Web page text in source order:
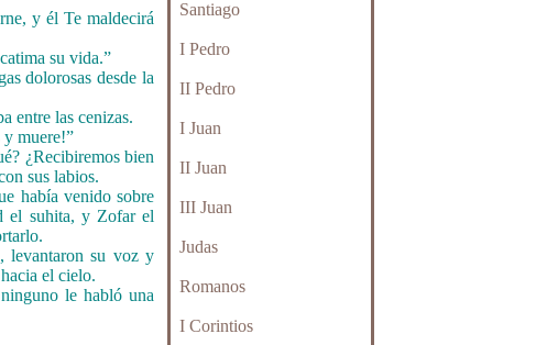
y él Te maldecirá
su vida.”
dolorosas desde la
entre las cenizas.
y muere!”
¿Recibiremos bien
sus labios.
había venido sobre
el suhita, y Zofar el
levantaron su voz y
el cielo.
le habló una
Santiago
I Pedro
II Pedro
I Juan
II Juan
III Juan
Judas
Romanos
I Corintios